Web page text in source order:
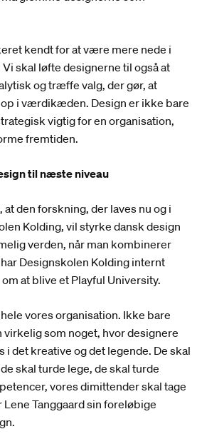
kendt for at være mere nede i
skal løfte designerne til også at
og træffe valg, der gør, at
i værdikæden. Design er ikke bare
vigtig for en organisation,
fremtiden.
til næste niveau
at den forskning, der laves nu og i
Kolding, vil styrke dansk design
verden, når man kombinerer
Designskolen Kolding internt
at blive et Playful University.
vores organisation. Ikke bare
som noget, hvor designere
i det kreative og det legende. De skal
skal turde lege, de skal turde
vores dimittender skal tage
Tanggaard sin foreløbige